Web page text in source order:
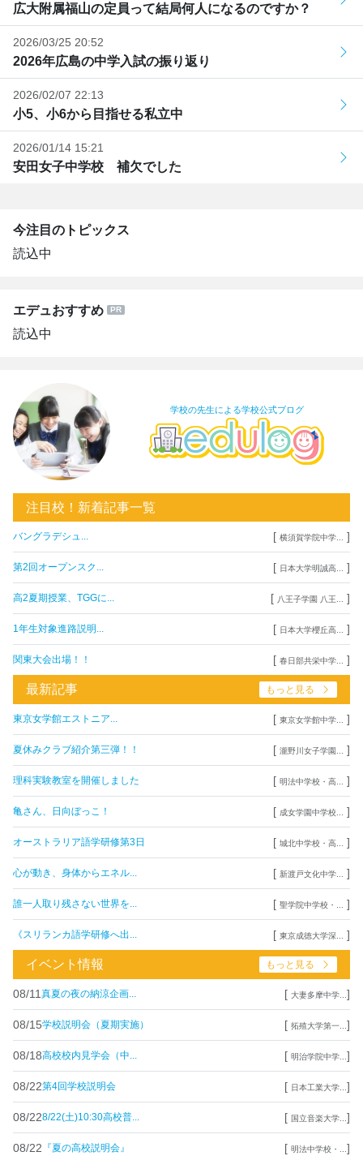
広大附属福山の定員って結局何人になるのですか？
2026/03/25 20:52
2026年広島の中学入試の振り返り
2026/02/07 22:13
小5、小6から目指せる私立中
2026/01/14 15:21
安田女子中学校 補欠でした
今注目のトピックス
読込中
エデュおすすめ
読込中
学校の先生による学校公式ブログ
注目校！新着記事一覧
バングラデシュ... [ 横須賀学院中学... ]
第2回オープンスク... [ 日本大学明誠高... ]
高2夏期授業、TGGに... [ 八王子学園 八王... ]
1年生対象進路説明... [ 日本大学櫻丘高... ]
関東大会出場！！ [ 春日部共栄中学... ]
最新記事 もっと見る
東京女学館エストニア... [ 東京女学館中学... ]
夏休みクラブ紹介第三弾！！ [ 瀧野川女子学園... ]
理科実験教室を開催しました [ 明法中学校・高... ]
亀さん、日向ぼっこ！ [ 成女学園中学校... ]
オーストラリア語学研修第3日 [ 城北中学校・高... ]
心が動き、身体からエネル... [ 新渡戸文化中学... ]
誰一人取り残さない世界を... [ 聖学院中学校・... ]
《スリランカ語学研修へ出... [ 東京成徳大学深... ]
イベント情報 もっと見る
08/11 真夏の夜の納涼企画... [ 大妻多摩中学... ]
08/15学校説明会（夏期実施） [ 拓殖大学第一... ]
08/18高校校内見学会（中... [ 明治学院中学... ]
08/22第4回学校説明会 [ 日本工業大学... ]
08/228/22(土)10:30高校普... [ 国立音楽大学... ]
08/22 『夏の高校説明会』 [ 明法中学校・... ]